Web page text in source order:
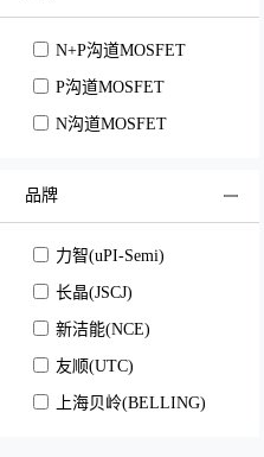
N+P沟道MOSFET
P沟道MOSFET
N沟道MOSFET
品牌
力智(uPI-Semi)
长晶(JSCJ)
新洁能(NCE)
友顺(UTC)
上海贝岭(BELLING)